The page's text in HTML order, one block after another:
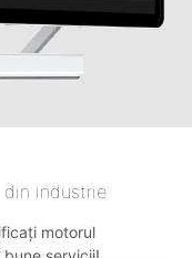
din industrie
motorul